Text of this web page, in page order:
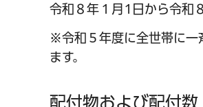
令和８年１月1日から令和
※令和５年度に全世帯に一
ます。
配付物および配付数